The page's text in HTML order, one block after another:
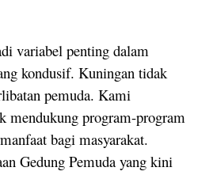
variabel penting dalam
kondusif. Kuningan tidak
pemuda. Kami
mendukung program-program
bagi masyarakat.
Gedung Pemuda yang kini